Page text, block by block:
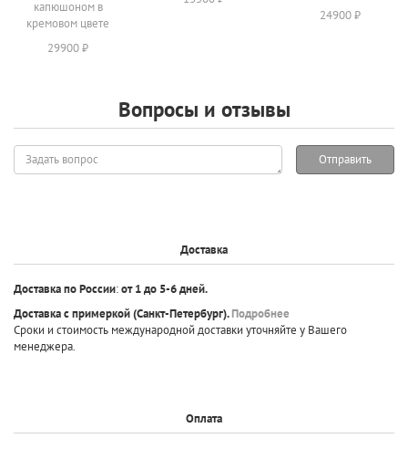
капюшоном в
кремовом цвете
29900 ₽
24900 ₽
Вопросы и отзывы
Задать
вопрос
Отправить
Доставка
Доставка по России:от 1 до 5-6 дней.
Доставка с примеркой(Санкт-Петербург).Подробнее
Сроки и стоимость международной доставки уточняйте у Вашего
менеджера.
Оплата